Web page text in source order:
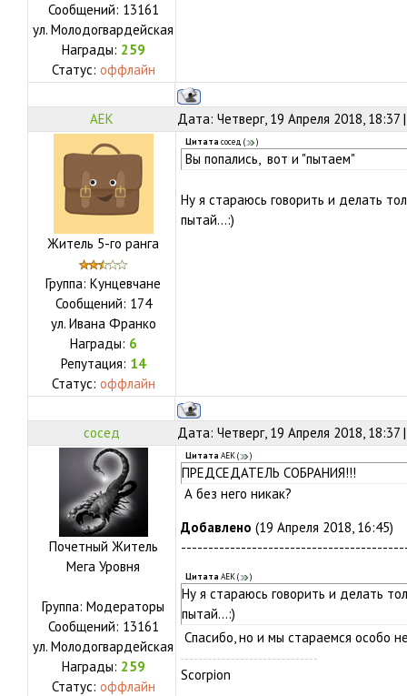
Сообщений: 13161
ул. Молодогвардейская
Награды: 259
Статус: оффлайн
АЕК Дата: Четверг, 19 Апреля 2018,
Житель 5-го ранга
Группа: Кунцевчане
Сообщений: 174
ул. Ивана Франко
Награды: 6
Репутация: 14
Статус: оффлайн
Цитата сосед ( )
Вы попались, вот и "пытаем"
Ну я стараюсь говорить и делать
пытай...:)
сосед Дата: Четверг, 19 Апреля 2018,
Почетный Житель
Мега Уровня
Группа: Модераторы
Сообщений: 13161
ул. Молодогвардейская
Награды: 259
Статус: оффлайн
Цитата АЕК( )
ПРЕДСЕДАТЕЛЬ СОБРАНИЯ!!!
А без него никак?
Добавлено (19 Апреля 2018, 16:45)
Цитата АЕК( )
Ну я стараюсь говорить и делать
пытай...:)
Спасибо, но и мы стараемся особо
Scorpion